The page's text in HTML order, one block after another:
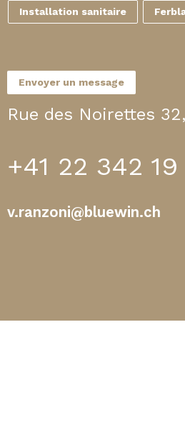
Installation sanitaire
Envoyer un message
Rue des Noirettes
+41 22 342
v.ranzoni@bluewin.ch